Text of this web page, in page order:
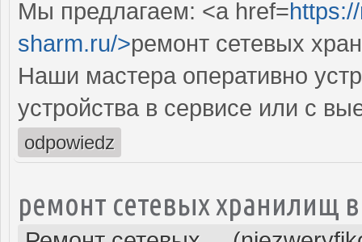
Мы предлагаем: <a href=
sharm.ru/>ремонт сетевых
Наши мастера оперативно
устройства в сервисе или с
odpowiedz
ремонт сетевых хранилищ